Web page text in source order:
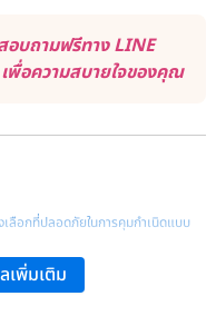
อบถามฟรีทาง LINE
พื่อความสบายใจของคุณ
เลือกที่ปลอดภัยในการคุมกำเนิดแบบ
ล”.
เพิ่มเติม